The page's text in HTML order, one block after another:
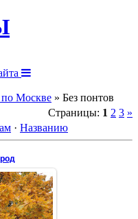
Москве » Без понтов
Страницы: 1 2 3 »
· Названию